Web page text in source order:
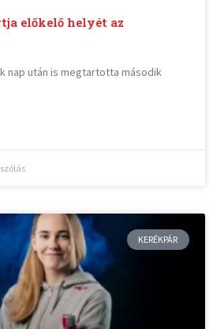
előkelő helyét az
nap után is megtartotta második
KERÉKPÁR